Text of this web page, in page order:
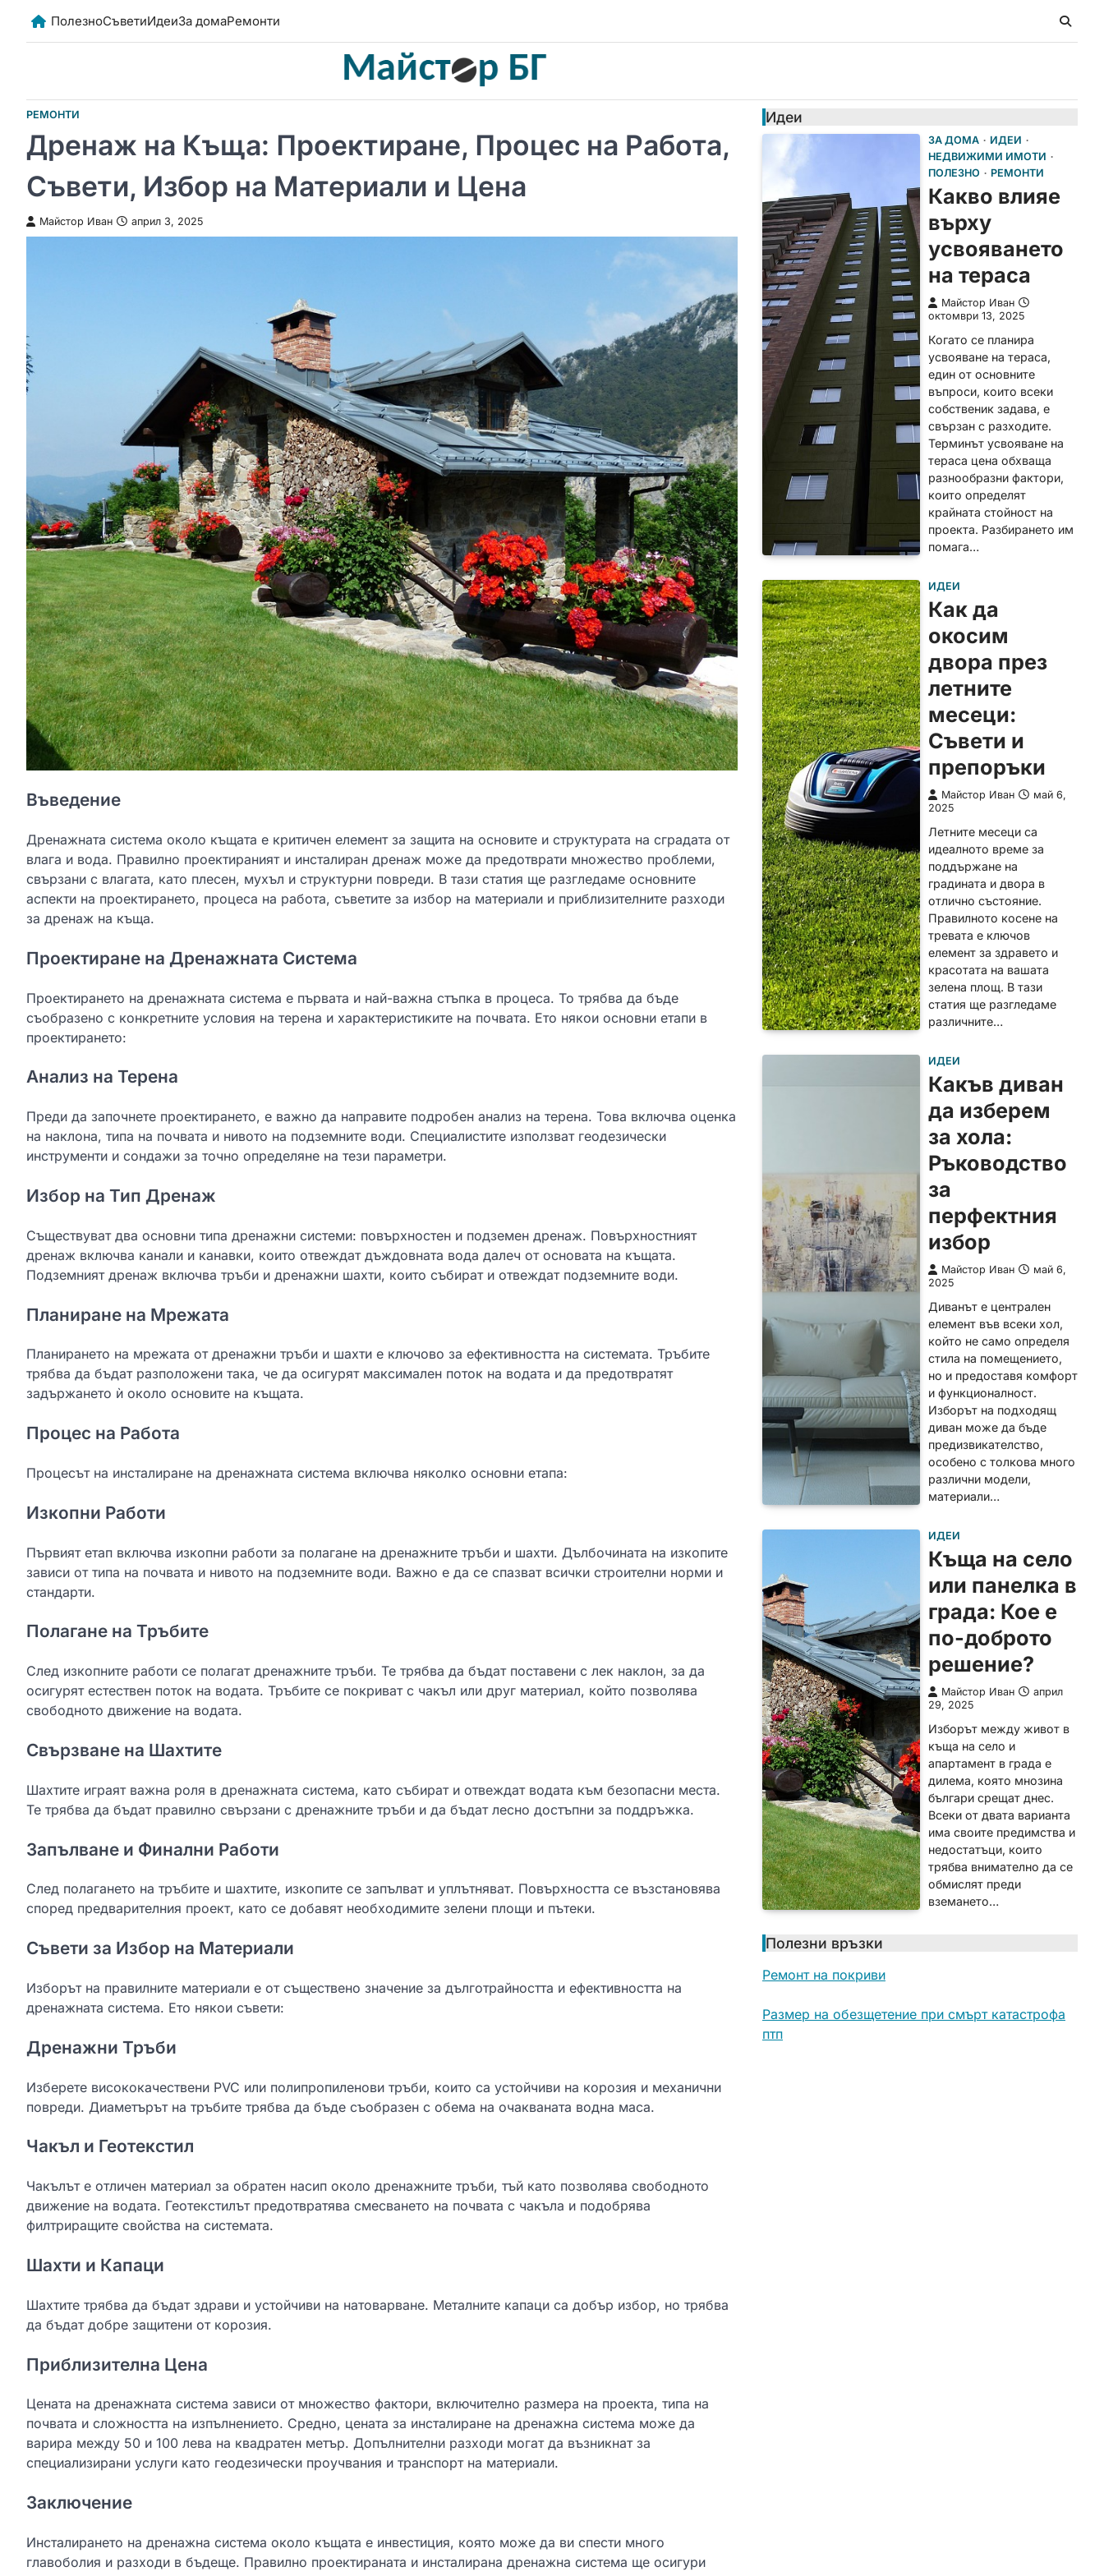
ПолезноСъветиИдеиЗа домаРемонти
РЕМОНТИ
Дренаж на Къща: Проектиране, Процес на Работа,
Съвети, Избор на Материали и Цена
Майстор Иван април 3, 2025
Въведение
Дренажната система около къщата е критичен елемент за защита на основите и структурата на сградата от
влага и вода. Правилно проектираният и инсталиран дренаж може да предотврати множество проблеми,
свързани с влагата, като плесен, мухъл и структурни повреди. В тази статия ще разгледаме основните
аспекти на проектирането, процеса на работа, съветите за избор на материали и приблизителните разходи
за дренаж на къща.
Проектиране на Дренажната Система
Проектирането на дренажната система е първата и най-важна стъпка в процеса. То трябва да бъде
съобразено с конкретните условия на терена и характеристиките на почвата. Ето някои основни етапи в
проектирането:
Анализ на Теренa
Преди да започнете проектирането, е важно да направите подробен анализ на терена. Това включва оценка
на наклона, типа на почвата и нивото на подземните води. Специалистите използват геодезически
инструменти и сондажи за точно определяне на тези параметри.
Избор на Тип Дренаж
Съществуват два основни типа дренажни системи: повърхностен и подземен дренаж. Повърхностният
дренаж включва канали и канавки, които отвеждат дъждовната вода далеч от основата на къщата.
Подземният дренаж включва тръби и дренажни шахти, които събират и отвеждат подземните води.
Планиране на Мрежата
Планирането на мрежата от дренажни тръби и шахти е ключово за ефективността на системата. Тръбите
трябва да бъдат разположени така, че да осигурят максимален поток на водата и да предотвратят
задържането ѝ около основите на къщата.
Процес на Работа
Процесът на инсталиране на дренажната система включва няколко основни етапа:
Изкопни Работи
Първият етап включва изкопни работи за полагане на дренажните тръби и шахти. Дълбочината на изкопите
зависи от типа на почвата и нивото на подземните води. Важно е да се спазват всички строителни норми и
стандарти.
Полагане на Тръбите
След изкопните работи се полагат дренажните тръби. Те трябва да бъдат поставени с лек наклон, за да
осигурят естествен поток на водата. Тръбите се покриват с чакъл или друг материал, който позволява
свободното движение на водата.
Свързване на Шахтите
Шахтите играят важна роля в дренажната система, като събират и отвеждат водата към безопасни места.
Те трябва да бъдат правилно свързани с дренажните тръби и да бъдат лесно достъпни за поддръжка.
Запълване и Финални Работи
След полагането на тръбите и шахтите, изкопите се запълват и уплътняват. Повърхността се възстановява
според предварителния проект, като се добавят необходимите зелени площи и пътеки.
Съвети за Избор на Материали
Изборът на правилните материали е от съществено значение за дълготрайността и ефективността на
дренажната система. Ето някои съвети:
Дренажни Тръби
Изберете висококачествени PVC или полипропиленови тръби, които са устойчиви на корозия и механични
повреди. Диаметърът на тръбите трябва да бъде съобразен с обема на очакваната водна маса.
Чакъл и Геотекстил
Чакълът е отличен материал за обратен насип около дренажните тръби, тъй като позволява свободното
движение на водата. Геотекстилът предотвратява смесването на почвата с чакъла и подобрява
филтриращите свойства на системата.
Шахти и Капаци
Шахтите трябва да бъдат здрави и устойчиви на натоварване. Металните капаци са добър избор, но трябва
да бъдат добре защитени от корозия.
Приблизителна Цена
Цената на дренажната система зависи от множество фактори, включително размера на проекта, типа на
почвата и сложността на изпълнението. Средно, цената за инсталиране на дренажна система може да
варира между 50 и 100 лева на квадратен метър. Допълнителни разходи могат да възникнат за
специализирани услуги като геодезически проучвания и транспорт на материали.
Заключение
Инсталирането на дренажна система около къщата е инвестиция, която може да ви спести много
главоболия и разходи в бъдеще. Правилно проектираната и инсталирана дренажна система ще осигури
Идеи
ЗА ДОМА
ИДЕИ
НЕДВИЖИМИ ИМОТИ
ПОЛЕЗНО
РЕМОНТИ
Какво влияе
върху
усвояването
на тераса
Майстор Иван
октомври 13, 2025
Когато се планира
усвояване на тераса,
един от основните
въпроси, които всеки
собственик задава, е
свързан с разходите.
Терминът усвояване на
тераса цена обхваща
разнообразни фактори,
които определят
крайната стойност на
проекта. Разбирането им
помага…
ИДЕИ
Как да
окосим
двора през
летните
месеци:
Съвети и
препоръки
Майстор Иван
май 6,
2025
Летните месеци са
идеалното време за
поддържане на
градината и двора в
отлично състояние.
Правилното косене на
тревата е ключов
елемент за здравето и
красотата на вашата
зелена площ. В тази
статия ще разгледаме
различните…
ИДЕИ
Какъв диван
да изберем
за хола:
Ръководство
за
перфектния
избор
Майстор Иван
май 6,
2025
Диванът е централен
елемент във всеки хол,
който не само определя
стила на помещението,
но и предоставя комфорт
и функционалност.
Изборът на подходящ
диван може да бъде
предизвикателство,
особено с толкова много
различни модели,
материали…
ИДЕИ
Къща на село
или панелка в
града: Кое е
по-доброто
решение?
Майстор Иван
април
29, 2025
Изборът между живот в
къща на село и
апартамент в града е
дилема, която мнозина
българи срещат днес.
Всеки от двата варианта
има своите предимства и
недостатъци, които
трябва внимателно да се
обмислят преди
вземането…
Полезни връзки
Ремонт на покриви
Размер на обезщетение при смърт катастрофа
птп